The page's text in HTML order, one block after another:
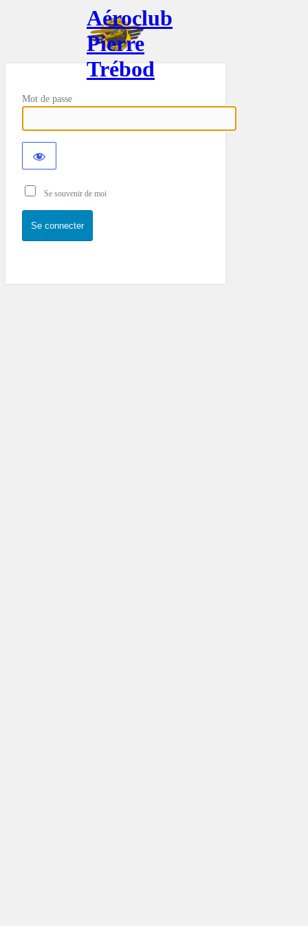
Aéroclub
Pierre
Trébod
Mot de passe
Se souvenir de moi